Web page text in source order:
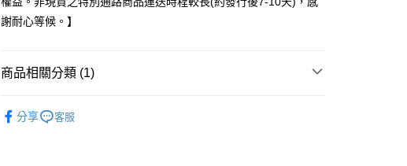
AFTEE先享後付是「在收到商品之後才付款」的支付方式。 讓您購物簡單
便利好安心！
付」結帳頁面，進行簡訊認證並確認金額後，即可完成結帳。
全家取貨付款
謝耐心等候。】
商品相關分類 (1)
分享
客服